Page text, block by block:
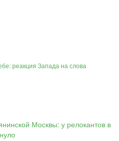
реакция Запада на слова